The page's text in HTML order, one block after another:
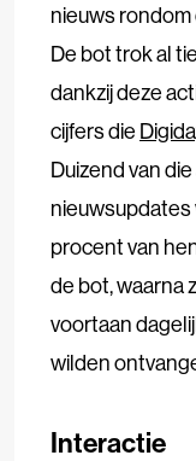
nieuws
De bot trok al
dankzij deze
cijfers die
Duizend van
nieuwsupdates
procent van
de bot, waarna
voortaan
wilden
Interactie